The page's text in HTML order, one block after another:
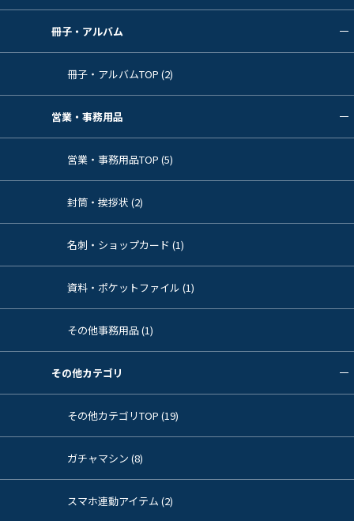
冊子・アルバム
冊子・アルバムTOP (2)
営業・事務用品
営業・事務用品TOP (5)
封筒・挨拶状 (2)
名刺・ショップカード (1)
資料・ポケットファイル (1)
その他事務用品 (1)
その他カテゴリ
その他カテゴリTOP (19)
ガチャマシン (8)
スマホ連動アイテム (2)